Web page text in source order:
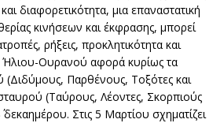
διαφορετικότητα, μια επαναστατική
κινήσεων και έκφρασης, μπορεί
ρήξεις, προκλητικότητα και
Ήλιου-Ουρανού αφορά κυρίως τα
(Διδύμους, Παρθένους, Τοξότες και
(Ταύρους, Λέοντες, Σκορπιούς
Στις 5 Μαρτίου σχηματίζει